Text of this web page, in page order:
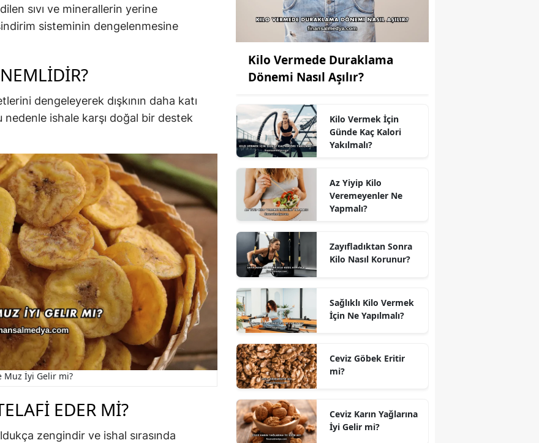
sıvı ve minerallerin yerine
sisteminin dengelenmesine
dengeleyerek dışkının daha katı
nedenle ishale karşı doğal bir destek
Muz İyi Gelir mi?
EDER MI?
zengindir ve ishal sırasında
Kilo Vermede Duraklama
Dönemi Nasıl Aşılır?
Kilo Vermek İçin
Günde Kaç Kalori
Yakılmalı?
Az Yiyip Kilo
Veremeyenler Ne
Yapmalı?
Zayıfladıktan Sonra
Kilo Nasıl Korunur?
Sağlıklı Kilo Vermek
İçin Ne Yapılmalı?
Ceviz Göbek Eritir
mi?
Ceviz Karın Yağlarına
İyi Gelir mi?